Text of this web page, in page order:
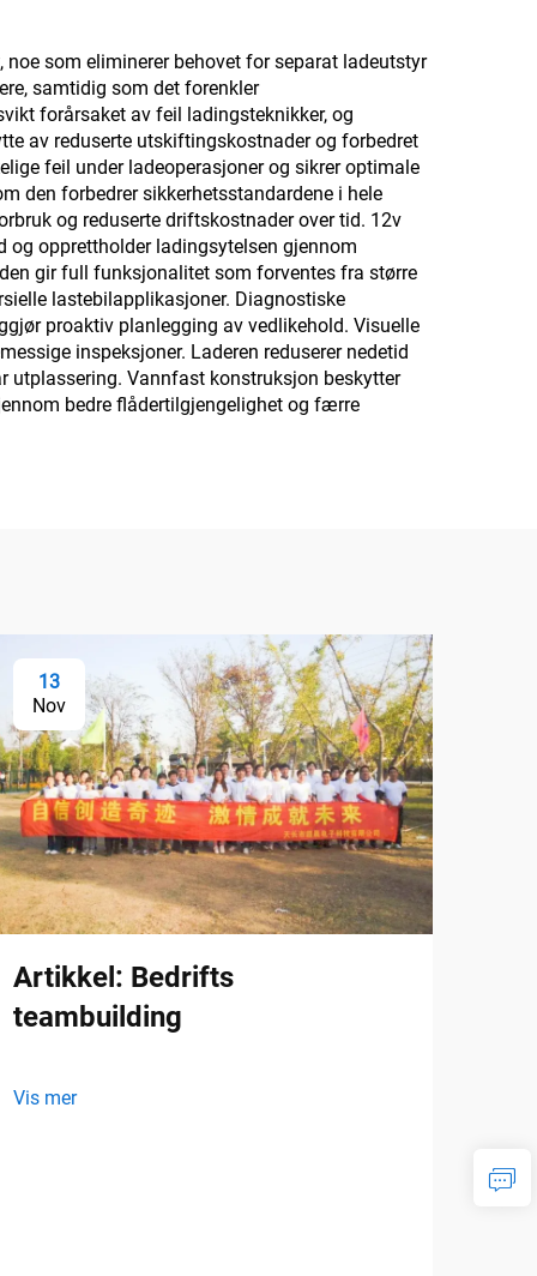
som eliminerer behovet for separat ladeutstyr
samtidig som det forenkler
forårsaket av feil ladingsteknikker, og
av reduserte utskiftingskostnader og forbedret
feil under ladeoperasjoner og sikrer optimale
den forbedrer sikkerhetsstandardene i hele
og reduserte driftskostnader over tid. 12v
opprettholder ladingsytelsen gjennom
gir full funksjonalitet som forventes fra større
lastebilapplikasjoner. Diagnostiske
proaktiv planlegging av vedlikehold. Visuelle
inspeksjoner. Laderen reduserer nedetid
utplassering. Vannfast konstruksjon beskytter
bedre flådertilgjengelighet og færre
13
Nov
Artikkel: Bedrifts
teambuilding
Vis mer